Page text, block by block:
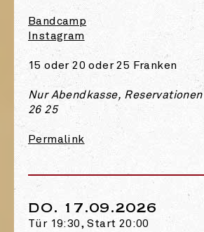
Bandcamp
Instagram
15 oder 20 oder 25 Franken
Nur Abendkasse,
26 25
Permalink
DO. 17.09.2026
Tür 19:30, Start 20:00